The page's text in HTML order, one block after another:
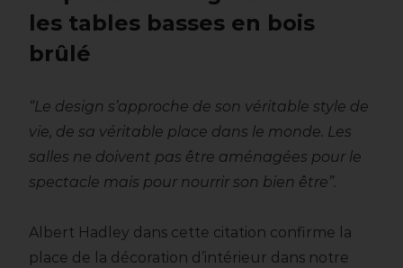
les tables basses en bois
brûlé
“Le design s’approche de son véritable style de
vie, de sa véritable place dans le monde. Les
salles ne doivent pas être aménagées pour le
spectacle mais pour nourrir son bien être”.
Albert Hadley dans cette citation confirme la
place de la décoration d’intérieur dans notre